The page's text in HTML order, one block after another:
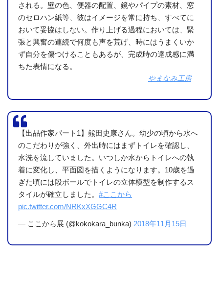
される。壁の色、便器の配置、鏡やパイプの素材、窓
のセロハン紙等、彼はイメージを常に持ち、すべてに
おいて妥協はしない。作り上げる過程においては、緊
張と興奮の連続で何度も声を荒げ、時にはうまくいか
ず自分を傷つけることもあるが、完成時の達成感に満
ちた表情になる。
やまなみ工房
【出品作家パート1】熊田史康さん。幼少の頃から水へ
のこだわりが強く、外出時にはまずトイレを確認し、
水洗を流していました。いつしか水からトイレへの執
着に変化し、平面図を描くようになります。10歳を過
ぎた頃には段ボールでトイレの立体模型を制作するス
タイルが確立しました。 #ここから
pic.twitter.com/NRKxXGGC4R
— ここから展 (@kokokara_bunka) 2018年11月15日